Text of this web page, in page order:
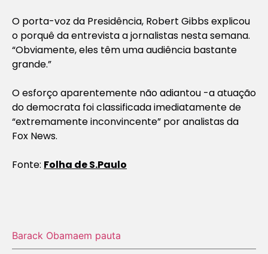
O porta-voz da Presidência, Robert Gibbs explicou
o porquê da entrevista a jornalistas nesta semana.
“Obviamente, eles têm uma audiência bastante
grande.”
O esforço aparentemente não adiantou -a atuação
do democrata foi classificada imediatamente de
“extremamente inconvincente” por analistas da
Fox News.
Fonte: Folha de S.Paulo
Barack Obamaem pauta